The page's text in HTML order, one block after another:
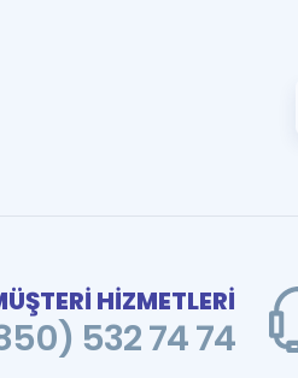
HİZMETLERİ
532 74 74